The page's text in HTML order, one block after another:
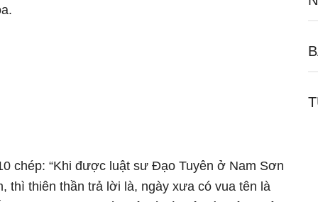
chép: “Khi được luật sư Đạo Tuyên ở Nam Sơn
thì thiên thần trả lời là, ngày xưa có vua tên là